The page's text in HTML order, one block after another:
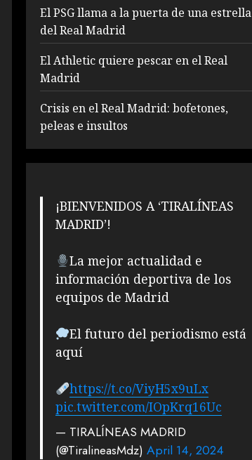
El PSG llama a la puerta de una estrella
del Real Madrid
El Athletic quiere pescar en el Real
Madrid
Crisis en el Real Madrid: bofetones,
peleas e insultos
¡BIENVENIDOS A ‘TIRALÍNEAS
MADRID’!
La mejor actualidad e
información deportiva de los
equipos de Madrid
El futuro del periodismo está
aquí
https://t.co/ViyH5x9uLx
pic.twitter.com/IOpKrq16Uc
— TIRALÍNEAS MADRID
(@TiralineasMdz)April 14, 2024